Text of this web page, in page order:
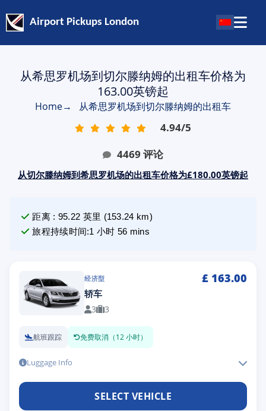
Airport Pickups London
从希思罗机场到切尔滕纳姆的出租车价格为
163.00英镑起
Home→ 从希思罗机场到切尔滕纳姆的出租车
4.94/5
4469 评论
从切尔滕纳姆到希思罗机场的出租车价格为£180.00英镑起
距离: 95.22 英里 (153.24 km)
旅程持续时间:1 小时 56 mins
经济型 £ 163.00
轿车
3 3
航班跟踪 免费取消（12 小时）
Luggage Info
SELECT VEHICLE